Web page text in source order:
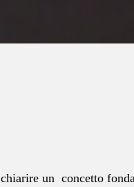
un concetto